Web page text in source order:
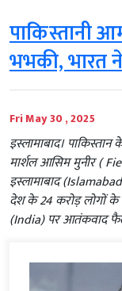
पाकिस्तानी
भभकी, भारत
Fri May 30 , 2025
इस्लामाबाद।
मार्शल आसिम मुनीर (
इस्लामाबाद
देश के 24 करोड़ लोगों
(India) पर आतंकवाद